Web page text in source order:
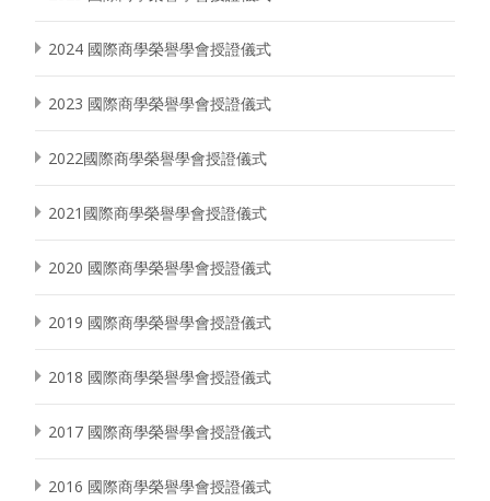
2024 國際商學榮譽學會授證儀式
2023 國際商學榮譽學會授證儀式
2022國際商學榮譽學會授證儀式
2021國際商學榮譽學會授證儀式
2020 國際商學榮譽學會授證儀式
2019 國際商學榮譽學會授證儀式
2018 國際商學榮譽學會授證儀式
2017 國際商學榮譽學會授證儀式
2016 國際商學榮譽學會授證儀式